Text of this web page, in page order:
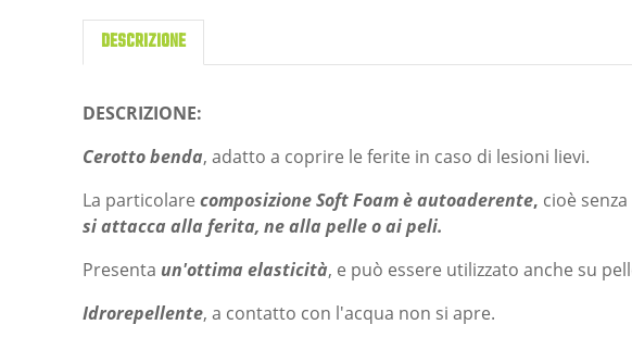
DESCRIZIONE
DESCRIZIONE:
Cerotto benda, adatto a coprire le ferite in caso di lesioni lievi.
La particolare composizione Soft Foam è autoaderente, cioè
si attacca alla ferita, ne alla pelle o ai peli.
Presenta un'ottima elasticità, e può essere utilizzato anche su
Idrorepellente, a contatto con l'acqua non si apre.